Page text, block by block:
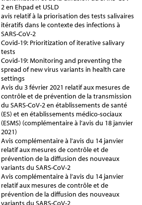
2 en Ehpad et USLD
avis relatif à la priorisation des tests salivaires
itératifs dans le contexte des infections à
SARS-CoV-2
Covid-19: Prioritization of iterative salivary
tests
Covid-19: Monitoring and preventing the
spread of new virus variants in health care
settings
Avis du 3 février 2021 relatif aux mesures de
contrôle et de prévention de la transmission
du SARS-CoV-2 en établissements de santé
(ES) et en établissements médico-sociaux
(ESMS) (complémentaire à l’avis du 18 janvier
2021)
Avis complémentaire à l’avis du 14 janvier
relatif aux mesures de contrôle et de
prévention de la diffusion des nouveaux
variants du SARS-CoV-2
Avis complémentaire à l’avis du 14 janvier
relatif aux mesures de contrôle et de
prévention de la diffusion des nouveaux
variants du SARS-CoV-2